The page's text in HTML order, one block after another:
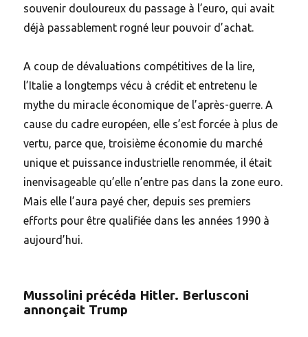
souvenir douloureux du passage à l’euro, qui avait
déjà passablement rogné leur pouvoir d’achat.
A coup de dévaluations compétitives de la lire,
l’Italie a longtemps vécu à crédit et entretenu le
mythe du miracle économique de l’après-guerre. A
cause du cadre européen, elle s’est forcée à plus de
vertu, parce que, troisième économie du marché
unique et puissance industrielle renommée, il était
inenvisageable qu’elle n’entre pas dans la zone euro.
Mais elle l’aura payé cher, depuis ses premiers
efforts pour être qualifiée dans les années 1990 à
aujourd’hui.
Mussolini précéda Hitler. Berlusconi
annonçait Trump